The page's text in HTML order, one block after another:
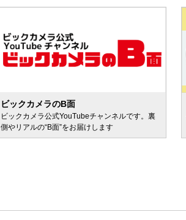
ビックカメラのB面
ビックカメラ公式YouTubeチャンネルです。裏
側やリアルの“B面”をお届けします